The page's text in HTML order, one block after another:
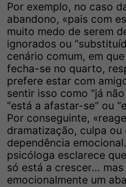
Por exemplo, no caso
abandono, «pais com
muito medo de serem
ignorados ou
cenário comum, em
fecha-se no quarto,
prefere estar com
sentir isso como “já
“está a afastar-se“ ou
Por conseguinte,
dramatização, culpa ou
dependência
psicóloga esclarece
só está a crescer...
emocionalmente um